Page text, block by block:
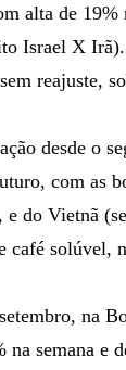
alta de
Israel X
reajuste,
desde o
com as
do Vietnã
café solúvel,
na
semana e